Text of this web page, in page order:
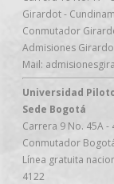
Girardot -
Conmutador
Admisiones
Mail:
Universidad
Sede Bogotá
Carrera 9 No. 45A -
Conmutador
Línea gratuita
4122